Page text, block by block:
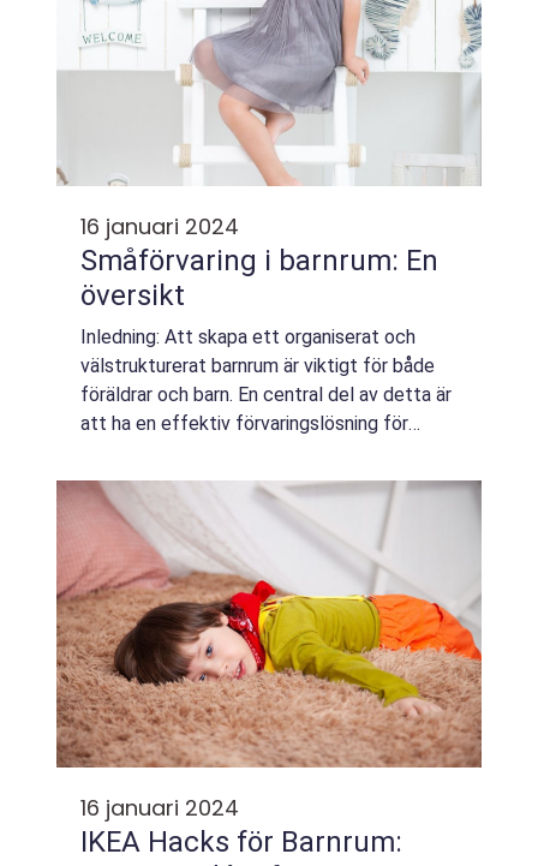
16 januari 2024
Småförvaring i barnrum: En
översikt
Inledning: Att skapa ett organiserat och
välstrukturerat barnrum är viktigt för både
föräldrar och barn. En central del av detta är
att ha en effektiv förvaringslösning för
artikel kommer vi att ge en gru...
16 januari 2024
IKEA Hacks för Barnrum: